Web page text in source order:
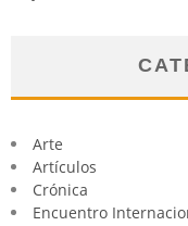
Arte
Artículos
Crónica
Encuentro